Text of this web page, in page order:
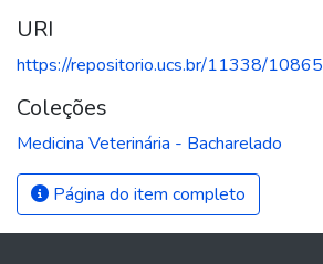
URI
https://repositorio.ucs.br/11338/10865
Coleções
Medicina Veterinária - Bacharelado
Página do item completo